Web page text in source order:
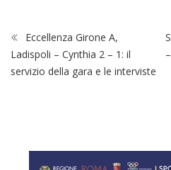
Eccellenza Girone A,